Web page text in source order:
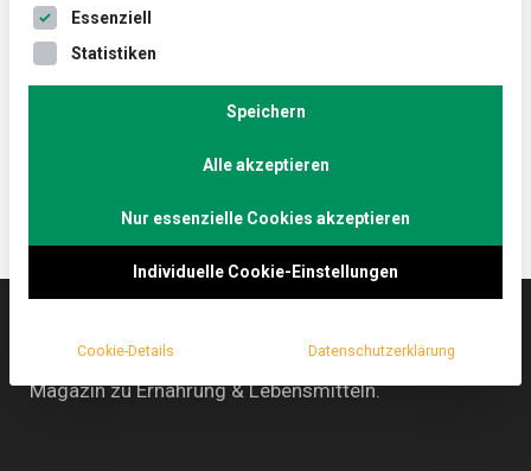
Cremig, süß, mit alkoholischem Wumms – Eierlikör
ist ein Relikt aus Zeiten, als der Toast Hawaii der
Das Berliner Startup Rübbelberg feiert die
lebensmittelmagazin
(.de) ist das Online-
Magazin zu Ernährung & Lebensmitteln.
Es folgt eine Liste der Service-Gruppen, für die eine
Essenziell
Statistiken
Speichern
Alle akzeptieren
Nur essenzielle Cookies akzeptieren
Individuelle Cookie-Einstellungen
Cookie-Details Datenschutzerklärung